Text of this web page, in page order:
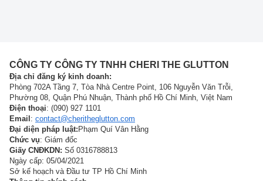
CÔNG TY CÔNG TY TNHH CHERI THE GLUTTON
Địa chỉ đăng ký kinh doanh:
Phòng 702A Tầng 7, Tòa Nhà Centre Point, 106 Nguyễn Văn Trỗi,
Phường 08, Quận Phú Nhuận, Thành phố Hồ Chí Minh, Việt Nam
Điện thoại: (090) 927 1101
Email : contact@cheritheglutton.com
Đại diện pháp luật: Phạm Quí Vân Hằng
Chức vụ: Giám đốc
Giấy CNĐKDN: Số 0316788813
Ngày cấp: 05/04/2021
Sở kế hoạch và Đầu tư TP Hồ Chí Minh